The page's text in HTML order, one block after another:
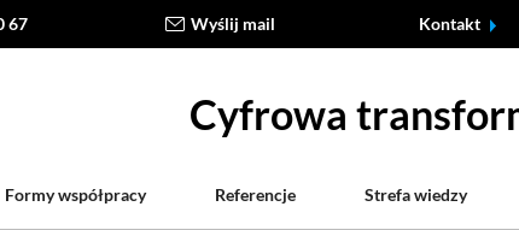
67 Wyślij mail Kontakt
Cyfrowa
Formy współpracy Referencje Strefa wiedzy